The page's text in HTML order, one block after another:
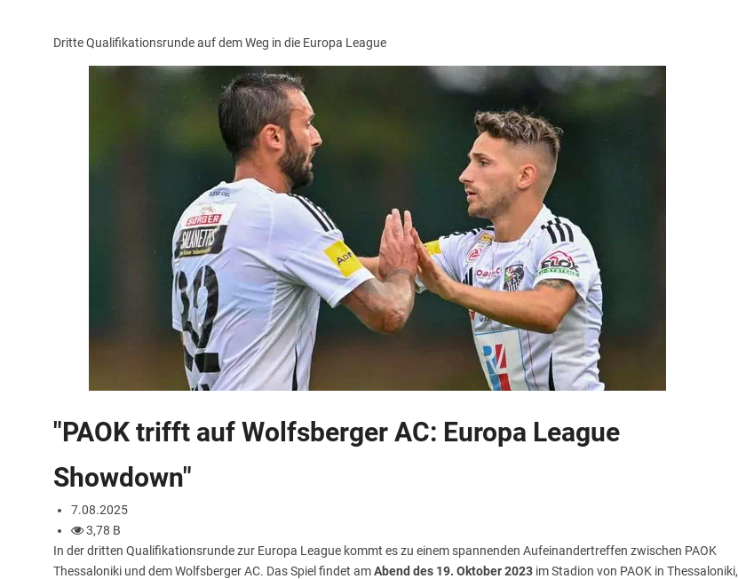
Dritte Qualifikationsrunde auf dem Weg in die Europa League
"PAOK trifft auf Wolfsberger AC: Europa League
Showdown"
7.08.2025
3,78 B
In der dritten Qualifikationsrunde zur Europa League kommt es zu einem spannenden Aufeinandertreffen zwischen PAOK
Thessaloniki und dem Wolfsberger AC. Das Spiel findet amAbend des 19. Oktober 2023 im Stadion von PAOK in Thessaloniki,